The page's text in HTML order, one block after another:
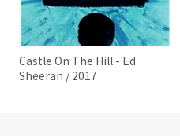
Castle On The Hill - Ed
Sheeran / 2017